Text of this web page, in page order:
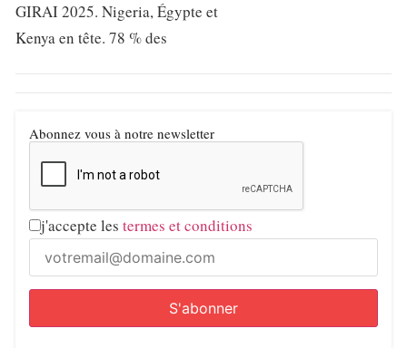
GIRAI 2025. Nigeria, Égypte et
Kenya en tête. 78 % des
Abonnez vous à notre newsletter
j'accepte les termes et conditions